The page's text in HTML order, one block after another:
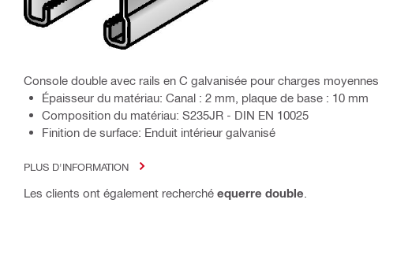
Console double avec rails en C galvanisée pour charges moyennes
Épaisseur du matériau: Canal : 2 mm, plaque de base : 10 mm
Composition du matériau: S235JR - DIN EN 10025
Finition de surface: Enduit intérieur galvanisé
PLUS D'INFORMATION
Les clients ont également recherché equerre double